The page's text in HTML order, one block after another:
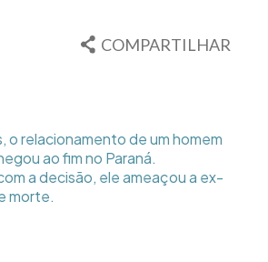
COMPARTILHAR
o relacionamento de um homem
ao fim no Paraná.
a decisão, ele ameaçou a ex-
morte.